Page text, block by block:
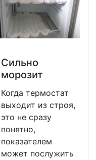
Сильно
морозит
Когда термостат
выходит из строя,
это не сразу
понятно,
показателем
может послужить